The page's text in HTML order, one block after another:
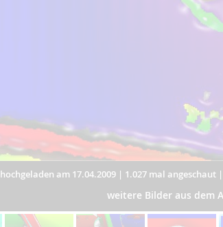
hochgeladen am 17.04.2009| 1.027 mal angeschaut|
weitere Bilder aus dem